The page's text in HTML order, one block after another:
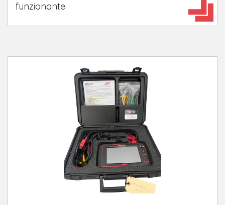
funzionante